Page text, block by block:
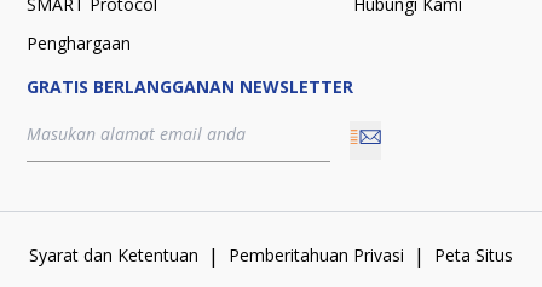
Penghargaan
GRATIS BERLANGGANAN NEWSLETTER
Syarat dan Ketentuan | Pemberitahuan Privasi | Peta Situs